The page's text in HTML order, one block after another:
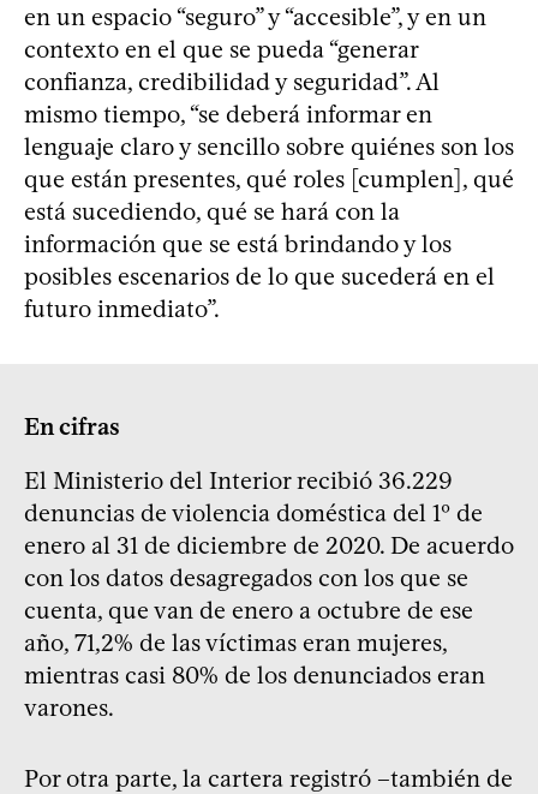
en un espacio “seguro” y “accesible”, y en un
contexto en el que se pueda “generar
confianza, credibilidad y seguridad”. Al
mismo tiempo, “se deberá informar en
lenguaje claro y sencillo sobre quiénes son los
que están presentes, qué roles [cumplen], qué
está sucediendo, qué se hará con la
información que se está brindando y los
posibles escenarios de lo que sucederá en el
futuro inmediato”.
En cifras
El Ministerio del Interior recibió 36.229
denuncias de violencia doméstica del 1º de
enero al 31 de diciembre de 2020. De acuerdo
con los datos desagregados con los que se
cuenta, que van de enero a octubre de ese
año, 71,2% de las víctimas eran mujeres,
mientras casi 80% de los denunciados eran
varones.
Por otra parte, la cartera registró –también de